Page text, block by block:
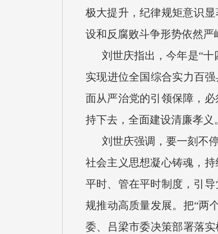
极大提升，纪律规矩意识
设和反腐败斗争形势依然严
刘世庆指出，今年是“十
实现进位全国综合实力百
面从严治党的引领保障，
持下去，全面建设清廉孝义。
刘世庆强调，要一刻不
社会主义思想凝心铸魂，
平时、管在平时制度，引
规推动高质量发展。把“两
委、吕梁市委决策部署落